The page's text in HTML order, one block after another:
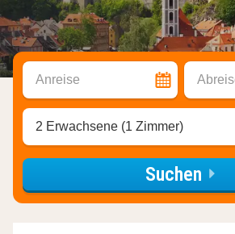
Anreise
2 Erwachsene (1 Zimmer)
Suchen